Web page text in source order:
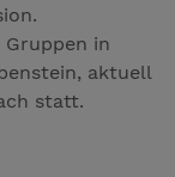
in
aktuell
statt.